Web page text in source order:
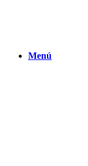
Menú